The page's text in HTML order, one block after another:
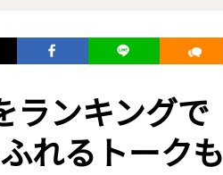
ランキングで
れるトークも